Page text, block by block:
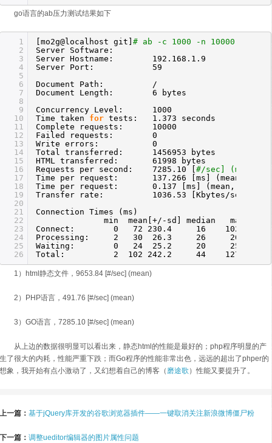
go语言的ab压力测试结果如下
1
2
3
4
5
6
7
8
9
10
11
12
13
14
15
16
17
18
19
20
21
22
23
24
25
26
[mo2g@localhost git] # ab -c 1000 -n 10000
Server Software:
Server Hostname: 192.168.1.9
Server Port: 59
Document Path: /
Document Length: 6 bytes
Concurrency Level: 1000
Time taken for tests: 1.373 seconds
Complete requests: 10000
Failed requests: 0
Write errors: 0
Total transferred: 1456953 bytes
HTML transferred: 61998 bytes
Requests per second: 7285.10 [ #/sec] (mean)
Time per request: 137.266 [ms] (mean)
Time per request: 0.137 [ms] (mean, across
Transfer rate: 1036.53 [Kbytes/sec
Connection Times (ms)
min mean[+/-sd
] median max
Connect: 0 72 230.4 16 1022
Processing: 2 30 26.3 26 261
Waiting: 0 24 25.2 20 250
Total: 2 102 242.2 44 1279
1）html静态文件，9653.84 [#/sec] (mean)
2）PHP语言，491.76 [#/sec] (mean)
3）GO语言，7285.10 [#/sec] (mean)
从上边的数据很明显可以看出来，静态html的性能是最好的；php程序明显的产
生了很大的内耗，性能严重下跌；而Go程序的性能非常出色，远远的超出了phper的
想象，我开始有点小激动了，又幻想着自己的博客（ 磨途歌 ）性能又要提升了。
上一篇： 基于jQuery库开发的谷歌浏览器插件——一键取消关注新浪微博僵尸粉
下一篇： 调整ueditor编辑器的图片属性问题